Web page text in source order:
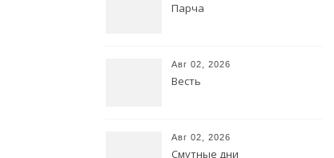
Парча
Авг 02, 2026
Весть
Авг 02, 2026
Смутные дни